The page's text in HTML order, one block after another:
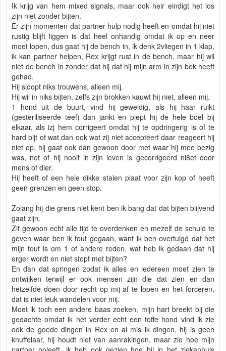
Ik krijg van hem mixed signals, maar ook heir eindigt het los
zijn niet zonder bijten.
Er zijn momenten dat partner hulp nodig heeft en omdat hij niet
rustig blijft liggen is dat heel onhandig omdat ik op en neer
moet lopen, dus gaat hij de bench in, ik denk 2vliegen in 1 klap,
ik kan partner helpen, Rex krijgt rust in de bench, maar hij wil
niet de bench in zonder dat hij dat hij mijn arm in zijn bek heeft
gehad.
Hij sloopt niks trouwens, alleen mij.
Hij wil in niks bijten, zelfs zijn brokken kauwt hij niet, alleen mij.
1 hond uit de buurt, vind hij geweldig, als hij haar ruikt
(gesteriliseerde teef) dan jankt en piept hij de hele boel bij
elkaar, als izj hem corrigeert omdat hij te opdringerig is of te
hard bijt of wat dan ook wat zij niet accepteert daar reageert hij
niet op, hij gaat ook dan gewoon door met waar hij mee bezig
was, net of hij nooit in zijn leven is gecorrigeerd ni8et door
mens of dier.
Hij heeft of een hele dikke stalen plaat voor zijn kop of heeft
geen grenzen en geen stop.
Zolang hij die grens niet kent ben ik bang dat dat bijten blijvend
gaat zijn.
Zit gewoon echt alle tijd te overdenken en mezelf de schuld te
geven waar ben ik fout gegaan, want ik ben overtuigd dat het
mijn fout is om 1 of andere reden, wat heb ik gedaan dat hij
erger wordt en niet stopt met bijten?
En dan dat springen zodat ik alles en iedereen moet zien te
ontwijken terwijl er ook mensen zijn die dat zien en dan
hetzelfde doen door recht op mij af te lopen en het forceren,
dat is niet leuk wandelen voor mij.
Moet ik toch een andere baas zoeken, mijn hart breekt bij die
gedachte omdat ik het verder echt een toffe hond vind ik zie
ook de goede dingen in Rex en al mis ik dingen, hij is geen
knuffelaar, hij houdt niet van aanrakingen, maar zie hoe mijn